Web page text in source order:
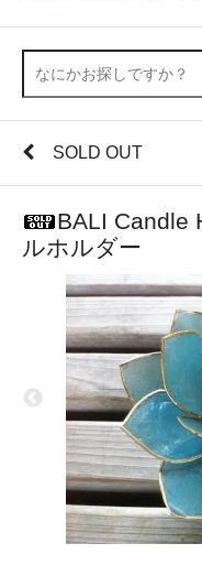
SOLD OUT
BALI Candle
ルホルダー